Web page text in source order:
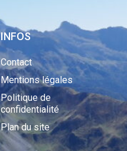
INFOS
Contact
Mentions légales
Politique de
confidentialité
Plan du site